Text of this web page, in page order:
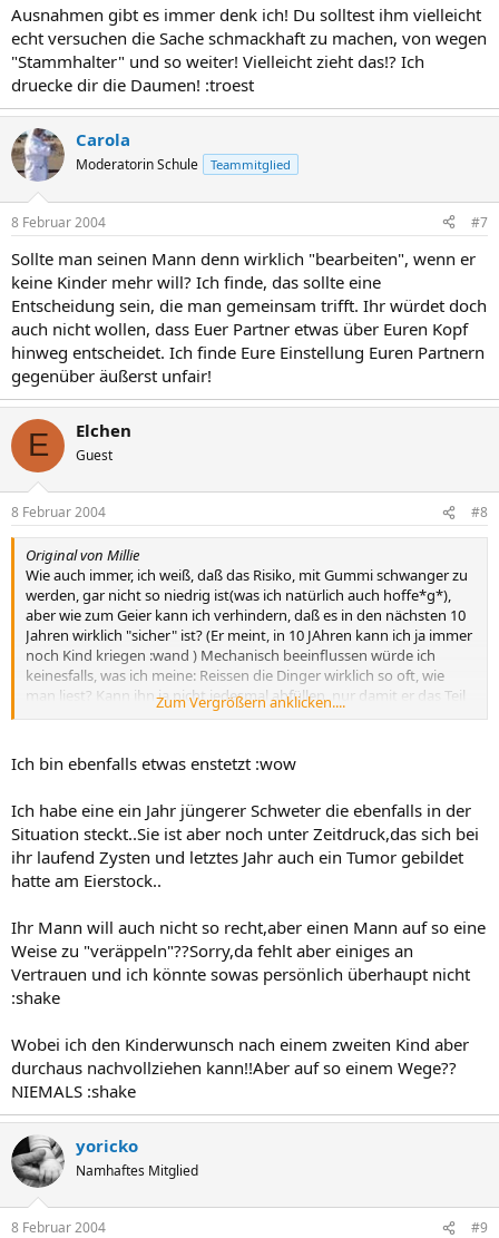
Ausnahmen gibt es immer denk ich! Du solltest ihm vielleicht
echt versuchen die Sache schmackhaft zu machen, von wegen
"Stammhalter" und so weiter! Vielleicht zieht das!? Ich
druecke dir die Daumen! :troest
Carola
Moderatorin Schule Teammitglied
8 Februar 2004 #7
Sollte man seinen Mann denn wirklich "bearbeiten", wenn er
keine Kinder mehr will? Ich finde, das sollte eine
Entscheidung sein, die man gemeinsam trifft. Ihr würdet doch
auch nicht wollen, dass Euer Partner etwas über Euren Kopf
hinweg entscheidet. Ich finde Eure Einstellung Euren Partnern
gegenüber äußerst unfair!
E Elchen
Guest
8 Februar 2004 #8
Original von Millie
Wie auch immer, ich weiß, daß das Risiko, mit Gummi schwanger zu
werden, gar nicht so niedrig ist(was ich natürlich auch hoffe*g*),
aber wie zum Geier kann ich verhindern, daß es in den nächsten 10
Jahren wirklich "sicher" ist? (Er meint, in 10 JAhren kann ich ja immer
noch Kind kriegen :wand ) Mechanisch beeinflussen würde ich
keinesfalls, was ich meine: Reissen die Dinger wirklich so oft, wie
man liest? Kann ihn ja nicht jedesmal abfüllen, nur damit er das Teil
vergißt im Eifer des Gefechts*g*.Hat wer Erfahrungen? Werd ja
länger wollt ich nicht mehr warten.
Eine ungeduldige Millie :sonne
Zum Vergrößern anklicken....
Ich bin ebenfalls etwas enstetzt :wow
Ich habe eine ein Jahr jüngerer Schweter die ebenfalls in der
Situation steckt..Sie ist aber noch unter Zeitdruck,das sich bei
ihr laufend Zysten und letztes Jahr auch ein Tumor gebildet
hatte am Eierstock..
Ihr Mann will auch nicht so recht,aber einen Mann auf so eine
Weise zu "veräppeln"??Sorry,da fehlt aber einiges an
Vertrauen und ich könnte sowas persönlich überhaupt nicht
:shake
Wobei ich den Kinderwunsch nach einem zweiten Kind aber
durchaus nachvollziehen kann!!Aber auf so einem Wege??
NIEMALS :shake
yoricko
Namhaftes Mitglied
8 Februar 2004 #9